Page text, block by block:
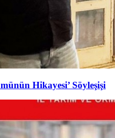
Hikayesi’ Söyleşişi